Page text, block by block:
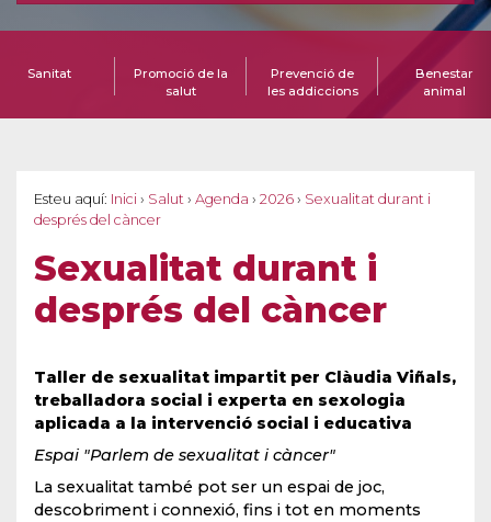
Sanitat
Promoció de la
salut
Prevenció de
les addiccions
Benestar
animal
Esteu aquí: Inici › Salut › Agenda › 2026 › Sexualitat durant i
després del càncer
Sexualitat durant i
després del càncer
Taller de sexualitat impartit per Clàudia Viñals,
treballadora social i experta en sexologia
aplicada a la intervenció social i educativa
Espai "Parlem de sexualitat i càncer"
La sexualitat també pot ser un espai de joc,
descobriment i connexió, fins i tot en moments